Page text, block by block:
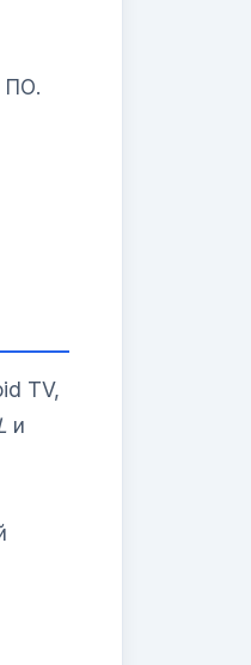
ПО.
TV,
и